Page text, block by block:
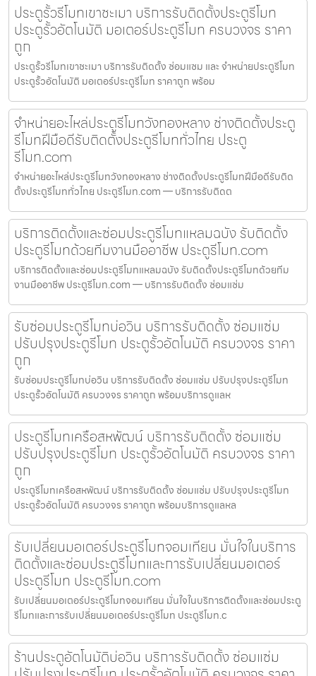
ประตูรั้วรีโมทเขาชะเมา บริการรับติดตั้งประตูรีโมท
ประตูรั้วอัตโนมัติ มอเตอร์ประตูรีโมท ครบวงจร ราคา
ถูก
ประตูรั้วรีโมทเขาชะเมา บริการรับติดตั้ง ซ่อมแซม และ จำหน่ายประตูรีโมท
ประตูรั้วอัตโนมัติ มอเตอร์ประตูรีโมท ราคาถูก พร้อม
จำหน่ายอะไหล่ประตูรีโมทวังทองหลาง ช่างติดตั้งประตู
รีโมทฝีมือดีรับติดตั้งประตูรีโมททั่วไทย ประตู
รีโมท.com
จำหน่ายอะไหล่ประตูรีโมทวังทองหลาง ช่างติดตั้งประตูรีโมทฝีมือดีรับติด
ตั้งประตูรีโมททั่วไทย ประตูรีโมท.com — บริการรับติดต
บริการติดตั้งและซ่อมประตูรีโมทแหลมฉบัง รับติดตั้ง
ประตูรีโมทด้วยทีมงานมืออาชีพ ประตูรีโมท.com
บริการติดตั้งและซ่อมประตูรีโมทแหลมฉบัง รับติดตั้งประตูรีโมทด้วยทีม
งานมืออาชีพ ประตูรีโมท.com — บริการรับติดตั้ง ซ่อมแซ่ม
รับซ่อมประตูรีโมทบ่อวิน บริการรับติดตั้ง ซ่อมแซ่ม
ปรับปรุงประตูรีโมท ประตูรั้วอัตโนมัติ ครบวงจร ราคา
ถูก
รับซ่อมประตูรีโมทบ่อวิน บริการรับติดตั้ง ซ่อมแซ่ม ปรับปรุงประตูรีโมท
ประตูรั้วอัตโนมัติ ครบวงจร ราคาถูก พร้อมบริการดูแลห
ประตูรีโมทเครือสหพัฒน์ บริการรับติดตั้ง ซ่อมแซ่ม
ปรับปรุงประตูรีโมท ประตูรั้วอัตโนมัติ ครบวงจร ราคา
ถูก
ประตูรีโมทเครือสหพัฒน์ บริการรับติดตั้ง ซ่อมแซ่ม ปรับปรุงประตูรีโมท
ประตูรั้วอัตโนมัติ ครบวงจร ราคาถูก พร้อมบริการดูแลหล
รับเปลี่ยนมอเตอร์ประตูรีโมทจอมเทียน มั่นใจในบริการ
ติดตั้งและซ่อมประตูรีโมทและการรับเปลี่ยนมอเตอร์
ประตูรีโมท ประตูรีโมท.com
รับเปลี่ยนมอเตอร์ประตูรีโมทจอมเทียน มั่นใจในบริการติดตั้งและซ่อมประตู
รีโมทและการรับเปลี่ยนมอเตอร์ประตูรีโมท ประตูรีโมท.c
ร้านประตูอัตโนมัติบ่อวิน บริการรับติดตั้ง ซ่อมแซ่ม